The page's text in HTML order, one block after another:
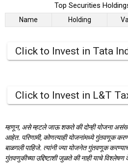
Top Securities
Name Holding
Click to Invest in Tata
Click to Invest in L&T
म्हणून, असे म्हटले जाऊ शकते की दोन्ही योजना असंख्य
आहेत. परिणामी, कोणत्याही योजनांमध्ये गुंतवणूक
बाळगली पाहिजे. त्यांनी ज्या योजनेत गुंतवणूक
गुंतवणुकीच्या उद्दिष्टाशी जुळते की नाही याचे विश्लेषण